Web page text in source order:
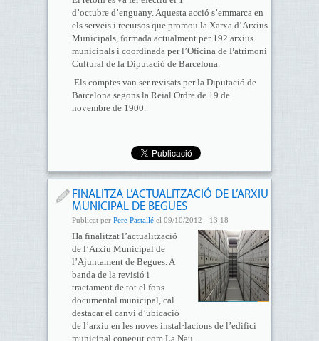
d’octubre d’enguany. Aquesta acció s’emmarca en
els serveis i recursos que promou la Xarxa d’Arxius
Municipals, formada actualment per 192 arxius
municipals i coordinada per l’Oficina de Patrimoni
Cultural de la Diputació de Barcelona.
Els comptes van ser revisats per la Diputació de
Barcelona segons la Reial Ordre de 19 de
novembre de 1900.
FINALITZA L’ACTUALITZACIÓ DE L’ARXIU
MUNICIPAL DE BEGUES
Publicat per Pere Pastalléel 09/10/2012 - 13:18
Ha finalitzat l’actualització
de l’Arxiu Municipal de
l’Ajuntament de Begues. A
banda de la revisió i
tractament de tot el fons
documental municipal, cal
destacar el canvi d’ubicació
de l’arxiu en les noves instal·lacions de l’edifici
municipal conegut com La Nau.